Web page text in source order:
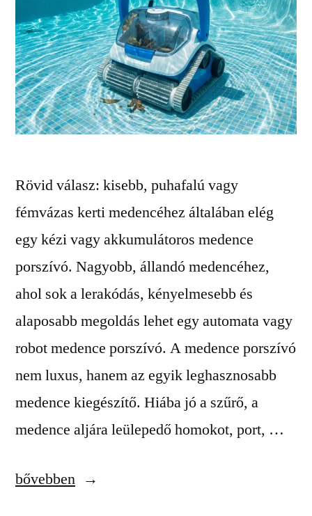
Rövid válasz: kisebb, puhafalú vagy
fémvázas kerti medencéhez általában elég
egy kézi vagy akkumulátoros medence
porszívó. Nagyobb, állandó medencéhez,
ahol sok a lerakódás, kényelmesebb és
alaposabb megoldás lehet egy automata vagy
robot medence porszívó. A medence porszívó
nem luxus, hanem az egyik leghasznosabb
medence kiegészítő. Hiába jó a szűrő, a
medence aljára leülepedő homokot, port, …
„Milyen
bővebben